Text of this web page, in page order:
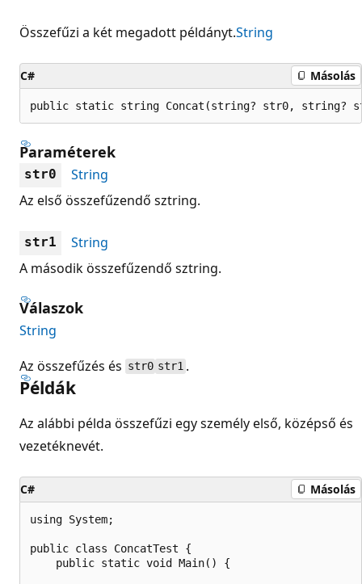
Összefűzi a két megadott példányt.String
C# Másolás
public static string Concat(string? str0, string?
Paraméterek
str0
String
Az első összefűzendő sztring.
str1
String
A második összefűzendő sztring.
Válaszok
String
Az összefűzés és str0 str1.
Példák
Az alábbi példa összefűzi egy személy első, középső és
vezetéknevét.
C# Másolás
using System;
public class ConcatTest {
    public static void Main() {